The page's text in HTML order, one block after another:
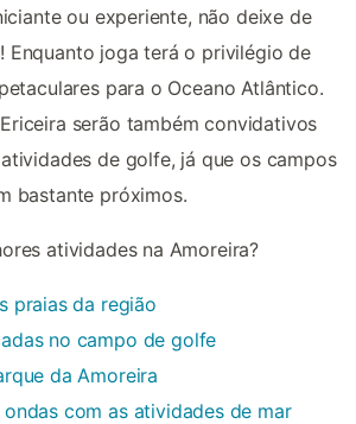
ou experiente, não deixe de
Enquanto joga terá o privilégio de
para o Oceano Atlântico.
serão também convidativos
de golfe, já que os campos
bastante próximos.
atividades na Amoreira?
praias da região
no campo de golfe
da Amoreira
ondas com as atividades de mar